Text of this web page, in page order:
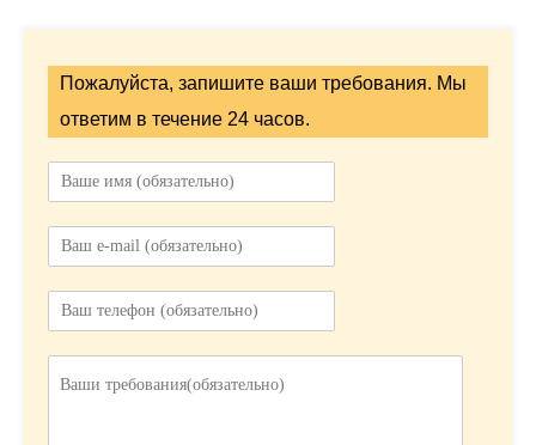
Пожалуйста, запишите ваши требования. Мы
ответим в течение 24 часов.